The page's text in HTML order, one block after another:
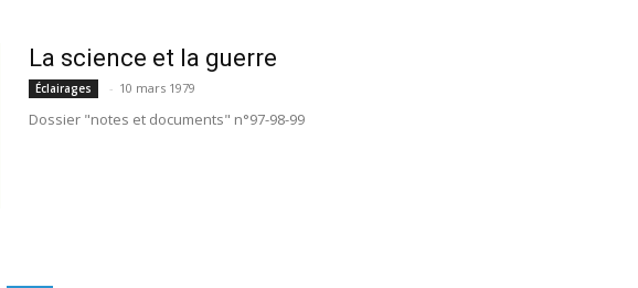
La science et la guerre
Éclairages - 10 mars 1979
Dossier "notes et documents" n°97-98-99